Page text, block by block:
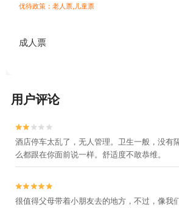
优待政策：老人票,儿童票
成人票
用户评论


酒店停车太乱了，无人管理。卫生一般，没有
么都跟在你面前说一样。舒适度不敢恭维。


很值得父母带着小朋友去的地方，不过，像我